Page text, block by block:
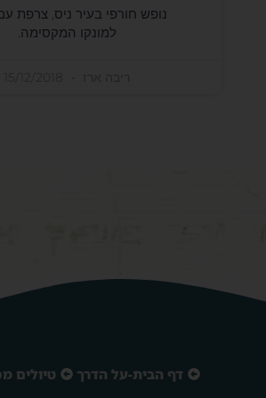
נופש חורפי בעיר ניס, צרפת
למונקו המקסימה.
דף הבית-על הדרך טיולים